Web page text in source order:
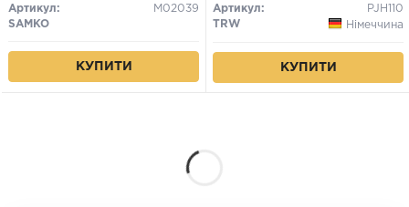
Артикул:
M02039
SAMKO
КУПИТИ
COUPE B2, COUPE B3,
QUATTRO, V8 1.4-4.2 08.80-
Артикул:
PJH110
TRW
Німеччина
КУПИТИ